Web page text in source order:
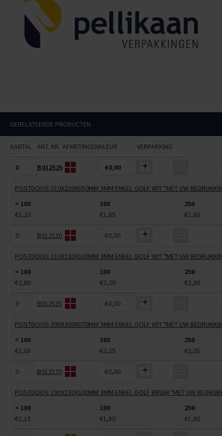
GERELATEERDE PRODUCTEN
AANTAL ART. NR. AFMETINGENKLEUR VERPAKKING
B012525 €0,00
POSTDOOS 310X220X050MM 3MM ENKEL GOLF WIT "MET UW
< 100
100
250
€2,20
€1,85 €1,65
B012530 €0,00
POSTDOOS 310X220X100MM 3MM ENKEL GOLF WIT "MET UW
< 100
100
250
€2,60
€2,20 €2,00
B012535 €0,00
POSTDOOS 390X300X070MM 3MM ENKEL GOLF WIT "MET UW
< 100
100
250
€2,65
€2,25 €2,05
B012570 €0,00
POSTDOOS 230X150X100MM 3MM ENKEL GOLF BRUIN "MET UW
< 100
100
250
€2,15
€1,80 €1,60